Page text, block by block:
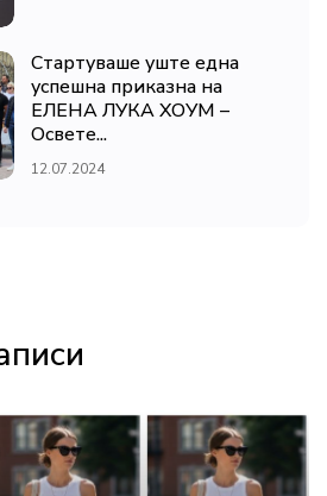
Стартуваше уште една
успешна приказна на
ЕЛЕНА ЛУКА ХОУМ –
Освете...
12.07.2024